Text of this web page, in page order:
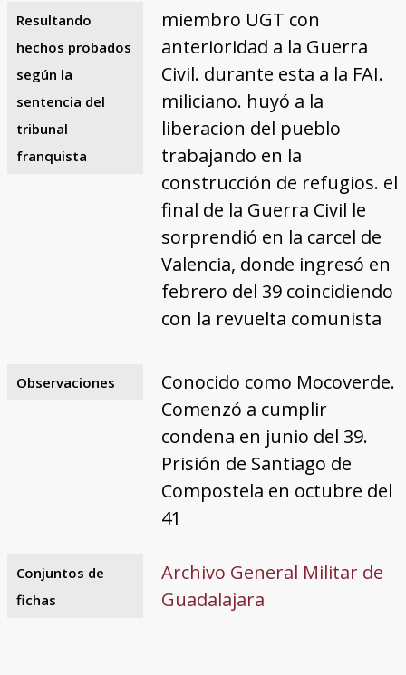
Resultando
hechos probados
según la
sentencia del
tribunal
franquista
miembro UGT con
anterioridad a la Guerra
Civil. durante esta a la FAI.
miliciano. huyó a la
liberacion del pueblo
trabajando en la
construcción de refugios. el
final de la Guerra Civil le
sorprendió en la carcel de
Valencia, donde ingresó en
febrero del 39 coincidiendo
con la revuelta comunista
Observaciones
Conocido como Mocoverde.
Comenzó a cumplir
condena en junio del 39.
Prisión de Santiago de
Compostela en octubre del
41
Conjuntos de
fichas
Archivo General Militar de
Guadalajara